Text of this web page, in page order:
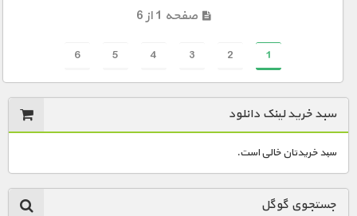
صفحه 1 از 6
1
2
3
4
5
6
سبد خرید لینک دانلود
سبد خریدتان خالی است.
جستجوی گوگل